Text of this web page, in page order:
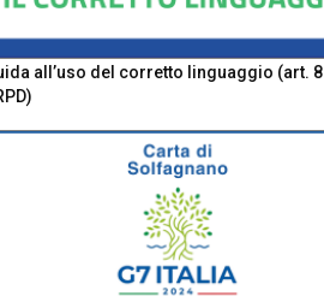
all’uso del corretto linguaggio (art. 8